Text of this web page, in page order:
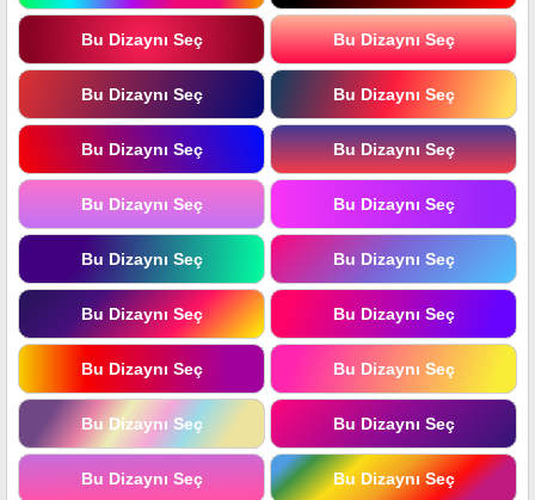
Bu Dizaynı Seç Bu Dizaynı Seç
Bu Dizaynı Seç Bu Dizaynı Seç
Bu Dizaynı Seç Bu Dizaynı Seç
Bu Dizaynı Seç Bu Dizaynı Seç
Bu Dizaynı Seç Bu Dizaynı Seç
Bu Dizaynı Seç Bu Dizaynı Seç
Bu Dizaynı Seç Bu Dizaynı Seç
Bu Dizaynı Seç Bu Dizaynı Seç
Bu Dizaynı Seç Bu Dizaynı Seç